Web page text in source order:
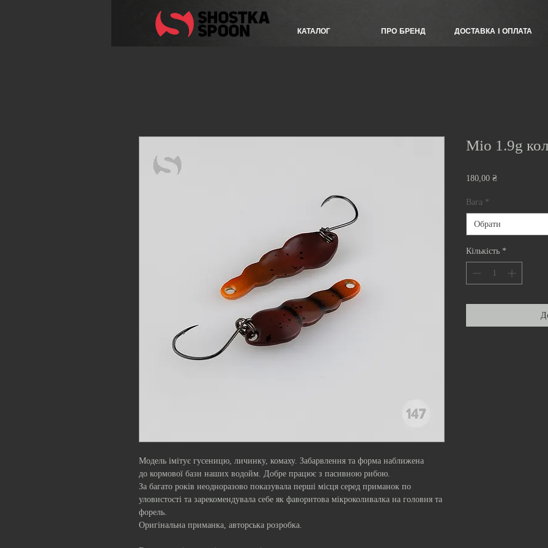
КАТАЛОГ ПРО БРЕНД ДОСТАВКА І ОПЛАТА
Модель імітує гусеницю, личинку, комаху. Забарвлення та форма наближена
до кормової бази наших водойм. Добре працює з пасивною рибою.
За багато років неодноразово показувала перші місця серед приманок по
уловистості та зарекомендувала себе як фаворитова мікроколивалка на головня та
форель.
Оригінальна приманка, авторська розробка.
Mio 1.9g
180,00 ₴Ціна
Вага *
Обрати
Кількість *